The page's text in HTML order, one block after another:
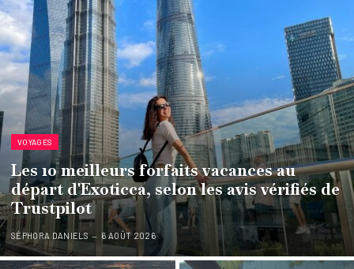
VOYAGES
Les 10 meilleurs forfaits vacances au
départ d'Exoticca, selon les avis vérifiés de
Trustpilot
SÉPHORA DANIELS 6 AOÛT 2026